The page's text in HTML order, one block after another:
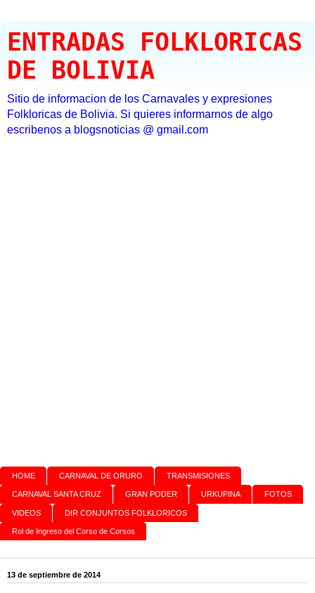
ENTRADAS FOLKLORICAS
DE BOLIVIA
Sitio de informacion de los Carnavales y expresiones
Folkloricas de Bolivia. Si quieres informarnos de algo
escribenos a blogsnoticias @ gmail.com
HOME CARNAVAL DE ORURO TRANSMISIONES
CARNAVAL SANTA CRUZ GRAN PODER URKUPINA FOTOS
VIDEOS DIR CONJUNTOS FOLKLORICOS
Rol de Ingreso del Corso de Corsos
13 de septiembre de 2014